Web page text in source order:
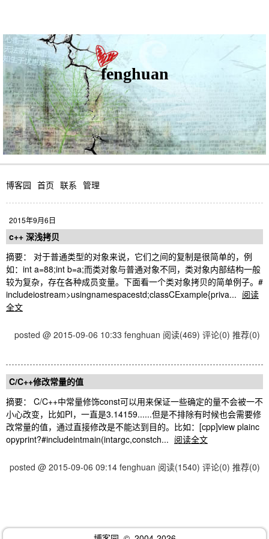
fenghuan
博客园 首页 联系 管理
2015年9月6日
c++ 深浅拷贝
摘要： 对于普通类型的对象来说，它们之间的复制是很简单的，例
如：int a=88;int b=a;而类对象与普通对象不同，类对象内部结构一般
较为复杂，存在各种成员变量。下面看一个类对象拷贝的简单例子。#
includeiostream>usingnamespacestd;classCExample{priva... 阅读
全文
posted @ 2015-09-06 10:33 fenghuan 阅读(469) 评论(0) 推荐(0)
C/C++修改常量的值
摘要： C/C++中常量修饰const可以用来保证一些确定的量不会被一不
小心改变，比如PI，一直是3.14159......但是不排除有时候也会需要修
改常量的值，通过直接修改是不能达到目的。比如：[cpp]view plainc
opyprint?#includeintmain(intargc,constch... 阅读全文
posted @ 2015-09-06 09:14 fenghuan 阅读(1540) 评论(0) 推荐(0)